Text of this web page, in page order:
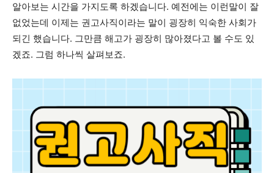
알아보는 시간을 가지도록 하겠습니다. 예전에는 이런말이 잘
없었는데 이제는 권고사직이라는 말이 굉장히 익숙한 사회가
되긴 했습니다. 그만큼 해고가 굉장히 많아졌다고 볼 수도 있
겠죠. 그럼 하나씩 살펴보죠.